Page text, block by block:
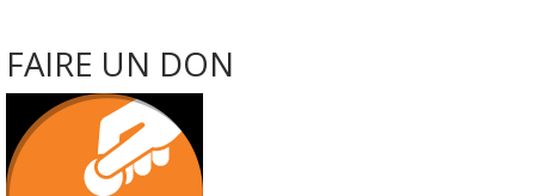
FAIRE UN DON